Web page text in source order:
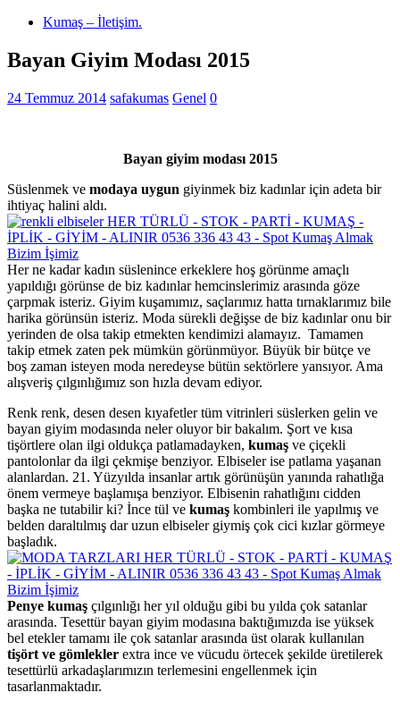
Kumaş – İletişim.
Bayan Giyim Modası 2015
24 Temmuz 2014 safakumas Genel 0
Bayan giyim modası 2015
Süslenmek ve modaya uygun giyinmek biz kadınlar için adeta bir
ihtiyaç halini aldı.
Her ne kadar kadın süslenince erkeklere hoş görünme amaçlı
yapıldığı görünse de biz kadınlar hemcinslerimiz arasında göze
çarpmak isteriz. Giyim kuşamımız, saçlarımız hatta tırnaklarımız bile
harika görünsün isteriz. Moda sürekli değişse de biz kadınlar onu bir
yerinden de olsa takip etmekten kendimizi alamayız. Tamamen
takip etmek zaten pek mümkün görünmüyor. Büyük bir bütçe ve
boş zaman isteyen moda neredeyse bütün sektörlere yansıyor. Ama
alışveriş çılgınlığımız son hızla devam ediyor.
Renk renk, desen desen kıyafetler tüm vitrinleri süslerken gelin ve
bayan giyim modasında neler oluyor bir bakalım. Şort ve kısa
tişörtlere olan ilgi oldukça patlamadayken, kumaş ve çiçekli
pantolonlar da ilgi çekmişe benziyor. Elbiseler ise patlama yaşanan
alanlardan. 21. Yüzyılda insanlar artık görünüşün yanında rahatlığa
önem vermeye başlamışa benziyor. Elbisenin rahatlığını cidden
başka ne tutabilir ki? İnce tül ve kumaş kombinleri ile yapılmış ve
belden daraltılmış dar uzun elbiseler giymiş çok cici kızlar görmeye
başladık.
Penye kumaş çılgınlığı her yıl olduğu gibi bu yılda çok satanlar
arasında. Tesettür bayan giyim modasına baktığımızda ise yüksek
bel etekler tamamı ile çok satanlar arasında üst olarak kullanılan
tişört ve gömlekler extra ince ve vücudu örtecek şekilde üretilerek
tesettürlü arkadaşlarımızın terlemesini engellenmek için
tasarlanmaktadır.